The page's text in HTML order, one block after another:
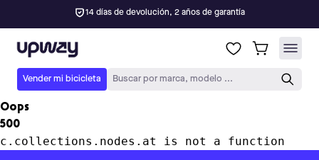
14 días de devolución, 2 años de garantía
Upway
Vender mi bicicleta Buscar por marca, modelo ...
Oops
500
c.collections.nodes.at is not a function